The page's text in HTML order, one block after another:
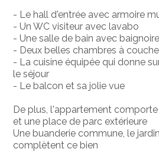
- Le hall d'entrée avec armoire
- Un WC visiteur avec lavabo
- Une salle de bain avec baignoire
- Deux belles chambres à
- La cuisine équipée qui donne
le séjour
- Le balcon et sa jolie vue
De plus, l'appartement
et une place de parc extérieure
Une buanderie commune, le
complètent ce bien